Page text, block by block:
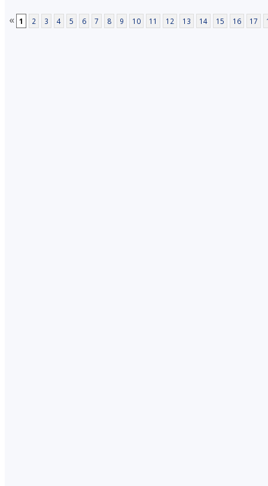
« 1 2 3 4 5 6 7 8 9 10 11 12 13 14 15 16 17